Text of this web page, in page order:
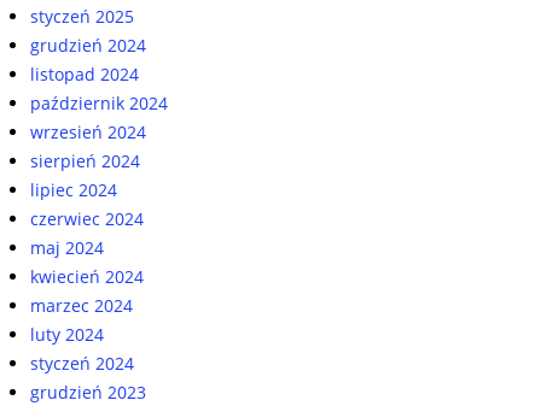
styczeń 2025
grudzień 2024
listopad 2024
październik 2024
wrzesień 2024
sierpień 2024
lipiec 2024
czerwiec 2024
maj 2024
kwiecień 2024
marzec 2024
luty 2024
styczeń 2024
grudzień 2023